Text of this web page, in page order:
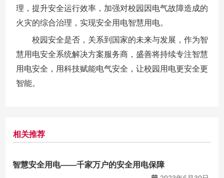
理，提升安全运行效率，加强对校园因电气故障造成的
火灾的综合治理，实现安全用电智慧用电。
校园安全是否，关系到国家的未来与发展，作为智
慧用电安全系统解决方案服务商，盛善将持续专注智慧
用电安全，用科技赋能电气安全，让校园用电更安全更
智能。
相关推荐
智慧安全用电——千家万户的安全用电保障